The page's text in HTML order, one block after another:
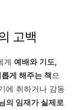
고백
게 예배와 기도,
게 해주는 책으
에 취하거나 감동
의 임재가 실제로